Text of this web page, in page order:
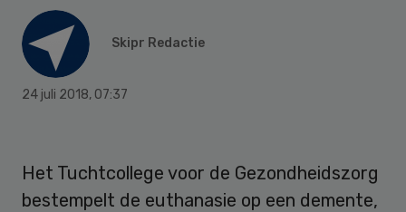
Skipr Redactie
24 juli 2018, 07:37
Het Tuchtcollege voor de Gezondheidszorg
bestempelt de euthanasie op een demente,